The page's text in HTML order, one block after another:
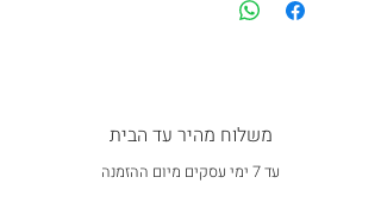
משלוח מהיר עד הבית
עד 7 ימי עסקים מיום ההזמנה